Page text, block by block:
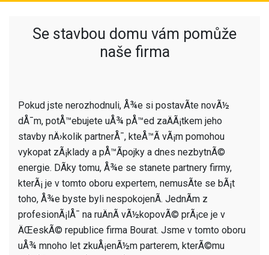
Se stavbou domu vám pomůže
naše firma
Pokud jste nerozhodnuli, Å¾e si postavÃ­te novÃ½
dÅ¯m, potÅ™ebujete uÅ¾ pÅ™ed zaÄÃ¡tkem jeho
stavby nÄ›kolik partnerÅ¯, kteÅ™Ã­ vÃ¡m pomohou
vykopat zÃ¡klady a pÅ™Ã­pojky a dnes nezbytnÃ©
energie. DÃ­ky tomu, Å¾e se stanete partnery firmy,
kterÃ¡ je v tomto oboru expertem, nemusÃ­te se bÃ¡t
toho, Å¾e byste byli nespokojenÃ­. JednÃ­m z
profesionÃ¡lÅ¯ na ruÄnÃ­ vÃ½kopovÃ© prÃ¡ce je v
ÄŒeskÃ© republice firma Bourat. Jsme v tomto oboru
uÅ¾ mnoho let zkuÅ¡enÃ½m parterem, kterÃ©mu